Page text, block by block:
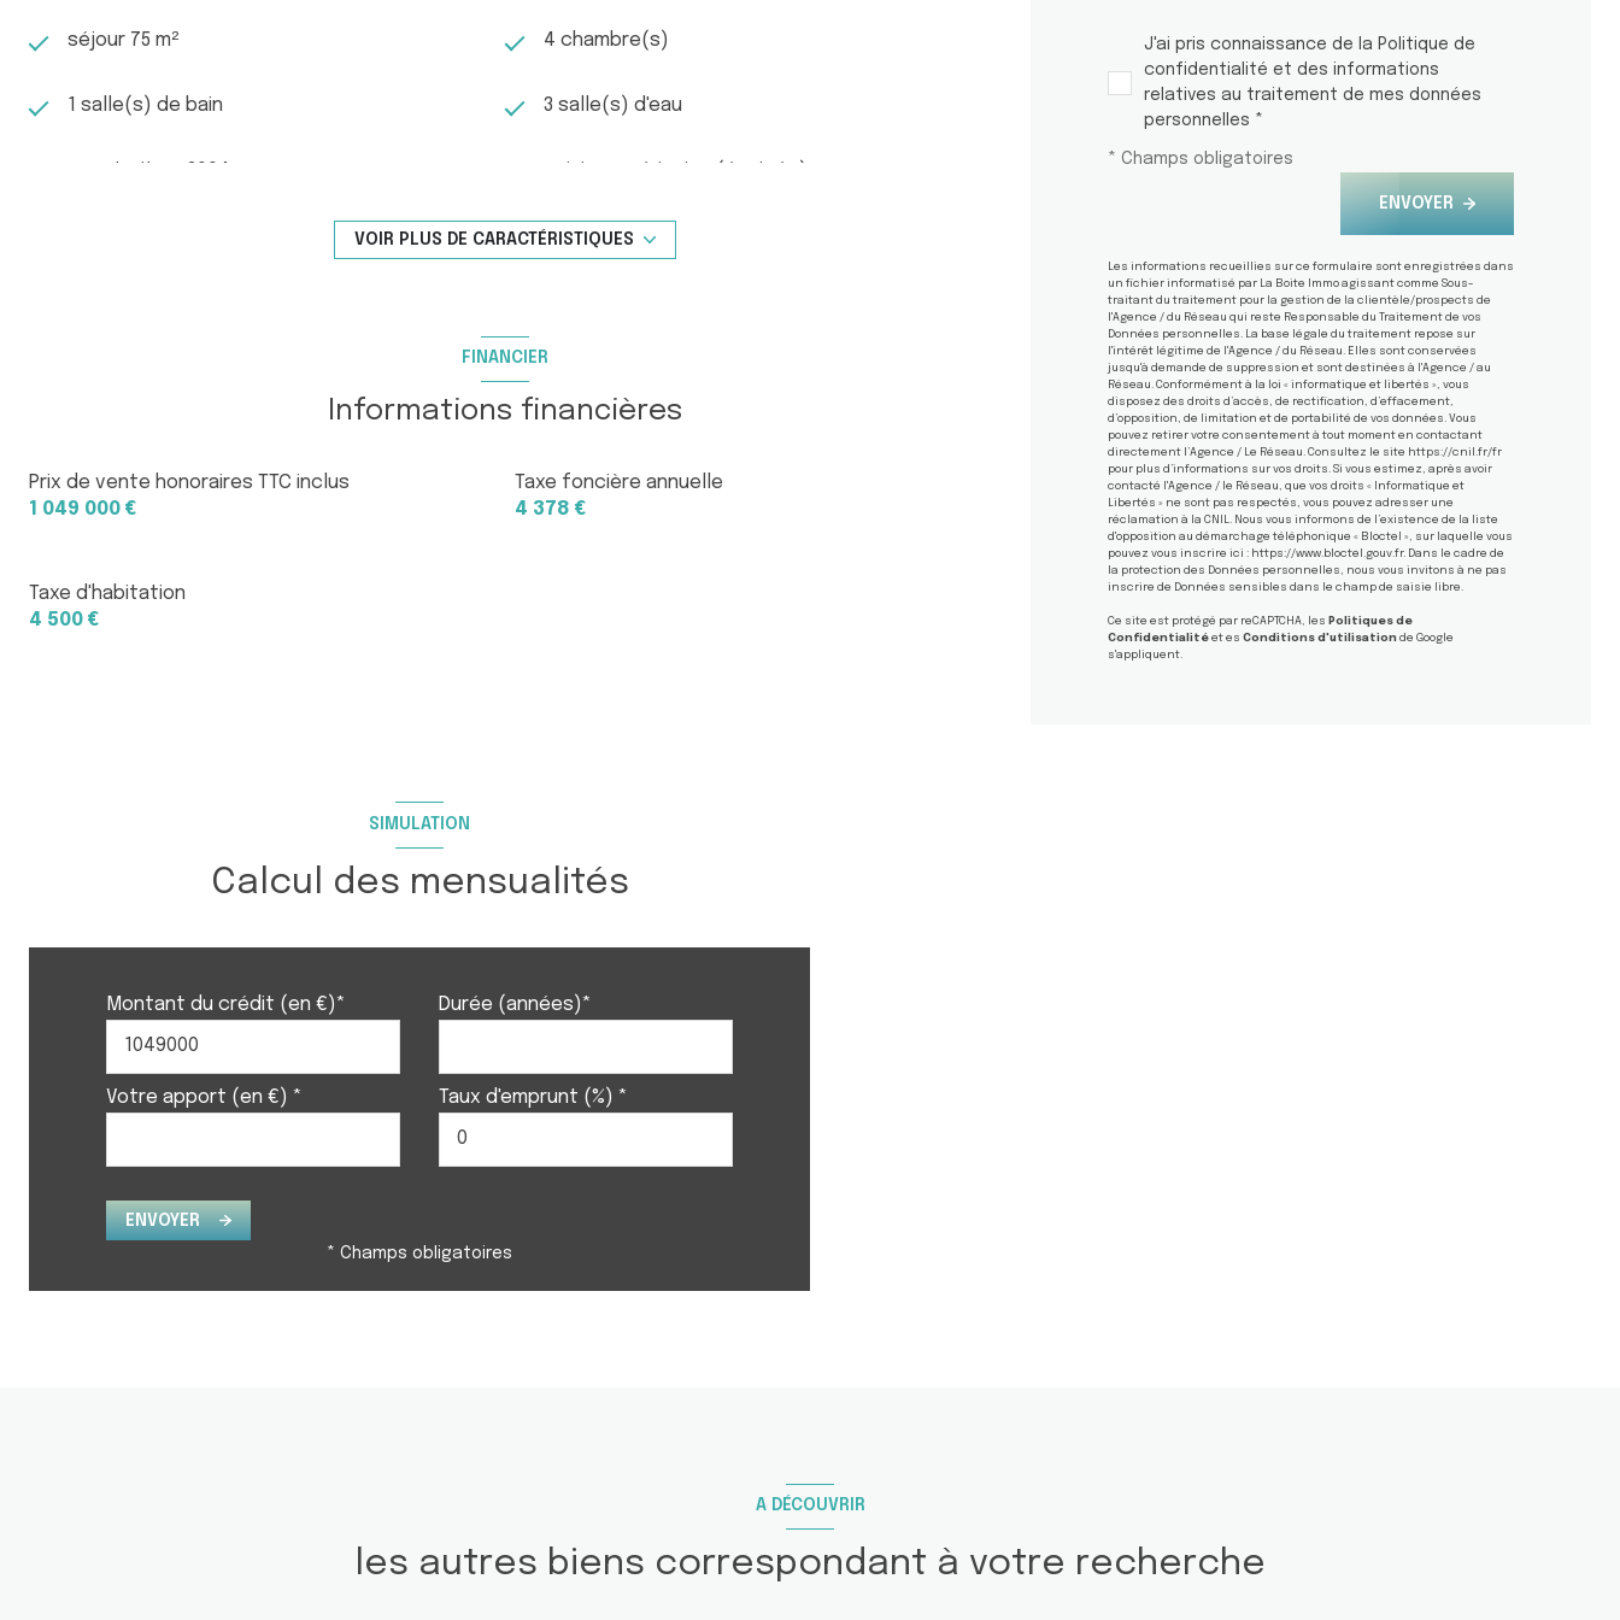
Entièrement climatisée grâce à des équipements réversibles installés dans toutes les pièces, cette
villa conjugue aujourd’hui esthétique, confort et douceur de vivre dans un cadre privilégié face à la
contactez nous au 06 76 54 04 03 + 06 70 14 34 84
séjour 75 m² 4 chambre(s)
1 salle(s) de bain 3 salle(s) d'eau
exposition Sud
Résidentiel, Sécurisé, Valcros
VOIR PLUS DE CARACTÉRISTIQUES
FINANCIER
Informations financières
Prix de vente honoraires TTC inclus
1 049 000 €
Taxe foncière annuelle
4 378 €
Taxe d'habitation
4 500 €
J'ai pris connaissance de la Politique de
confidentialité et des informations
relatives au traitement de mes données
personnelles *
* Champs obligatoires
ENVOYER
Les informations recueillies sur ce formulaire sont enregistrées dans
un fichier informatisé par La Boite Immo agissant comme Sous-
traitant du traitement pour la gestion de la clientèle/prospects de
l'Agence / du Réseau qui reste Responsable du Traitement de vos
Données personnelles. La base légale du traitement repose sur
l'intérêt légitime de l'Agence / du Réseau. Elles sont conservées
jusqu'à demande de suppression et sont destinées à l'Agence / au
Réseau. Conformément à la loi « informatique et libertés », vous
disposez des droits d’accès, de rectification, d’effacement,
d’opposition, de limitation et de portabilité de vos données. Vous
pouvez retirer votre consentement à tout moment en contactant
directement l’Agence / Le Réseau. Consultez le site https://cnil.fr/fr
pour plus d’informations sur vos droits. Si vous estimez, après avoir
contacté l'Agence / le Réseau, que vos droits « Informatique et
Libertés » ne sont pas respectés, vous pouvez adresser une
réclamation à la CNIL. Nous vous informons de l’existence de la liste
d'opposition au démarchage téléphonique « Bloctel », sur laquelle vous
pouvez vous inscrire ici : https://www.bloctel.gouv.fr. Dans le cadre de
la protection des Données personnelles, nous vous invitons à ne pas
inscrire de Données sensibles dans le champ de saisie libre.
Ce site est protégé par reCAPTCHA, les Politiques de
Confidentialitéet es Conditions d'utilisationde Google
s'appliquent.
SIMULATION
Calcul des mensualités
Montant du crédit (en €)* Durée (années)*
Votre apport (en €) * Taux d'emprunt (%) *
ENVOYER
* Champs obligatoires
A DÉCOUVRIR
les autres biens correspondant à votre recherche